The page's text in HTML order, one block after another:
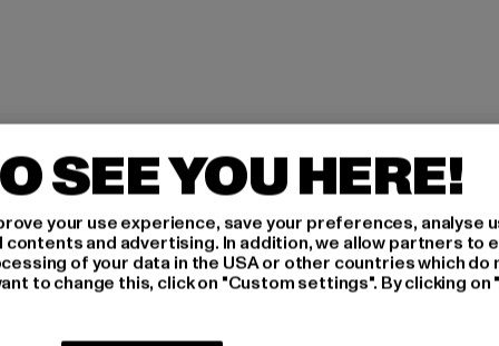
AN,
SEE YOU HERE!
your use experience, save your preferences, analyse
and advertising. In addition, we allow partners to
of your data in the USA or other countries which do
to change this, click on "Custom settings". By clicking